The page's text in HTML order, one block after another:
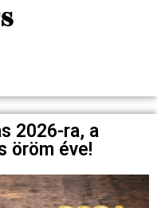
2026-ra, a
öröm éve!